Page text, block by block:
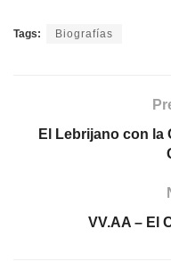
Tags: Biografías
El Lebrijano con la
VV.AA – El